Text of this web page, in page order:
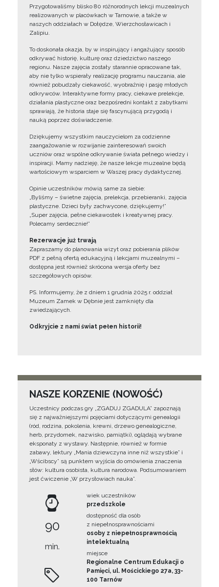
Przygotowaliśmy blisko 80 różnorodnych lekcji muzealnych
realizowanych w placówkach w Tarnowie, a także w
naszych oddziałach w Dołędze, Wierzchosławicach i
Zalipiu.
To doskonała okazja, by w inspirujący i angażujący sposób
odkrywać historię, kulturę oraz dziedzictwo naszego
regionu. Nasze zajęcia zostały starannie opracowane tak,
aby nie tylko wspierały realizację programu nauczania, ale
również pobudzały ciekawość, wyobraźnię i pasję młodych
odkrywców. Interaktywne formy pracy, ciekawe prelekcje,
działania plastyczne oraz bezpośredni kontakt z zabytkami
sprawiają, że historia staje się fascynującą przygodą i
nauką poprzez doświadczenie.
Dziękujemy wszystkim nauczycielom za codzienne
zaangażowanie w rozwijanie zainteresowań swoich
uczniów oraz wspólne odkrywanie świata pełnego wiedzy i
inspiracji. Mamy nadzieję, że nasze lekcje muzealne będą
wartościowym wsparciem w Waszej pracy dydaktycznej.
Opinie uczestników mówią same za siebie:
„Byliśmy – świetne zajęcia, prelekcja, przebieranki, zajęcia
plastyczne. Dzieci były zachwycone, dziękujemy!”
„Super zajęcia, pełne ciekawostek i kreatywnej pracy.
Polecamy serdecznie!”
Rezerwacje już trwają
Zapraszamy do planowania wizyt oraz pobierania plików
PDF z pełną ofertą edukacyjną i lekcjami muzealnymi –
dostępna jest również skrócona wersja oferty bez
szczegółowych opisów.
PS. Informujemy, że z dniem 1 grudnia 2025 r. oddział
Muzeum Zamek w Dębnie jest zamknięty dla
zwiedzających.
Odkryjcie z nami świat pełen historii!
NASZE KORZENIE (NOWOŚĆ)
Uczestnicy podczas gry „ZGADUJ ZGADULA” zapoznają
się z najważniejszymi pojęciami dotyczącymi genealogii
(ród, rodzina, pokolenia, krewni, drzewo genealogiczne,
herb, przydomek, nazwisko, pamiątki), oglądają wybrane
eksponaty z wystawy. Następnie, również w formie
zabawy, lektury „Mania dziewczyna inne niż wszystkie” i
„Wścibscy” są punktem wyjścia do omówienia znaczenia
słów: kultura osobista, kultura narodowa. Podsumowaniem
jest ćwiczenie „W przysłowiach nauka”.
90
min.
wiek uczestników
przedszkole
dostępność dla osób
z niepełnosprawnościami
osoby z niepełnosprawnością
intelektualną
miejsce
Regionalne Centrum Edukacji o
Pamięci, ul. Mościckiego 27a, 33-
100 Tarnów